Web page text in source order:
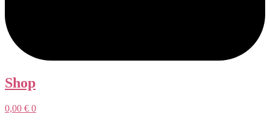
Shop
0,00 € 0